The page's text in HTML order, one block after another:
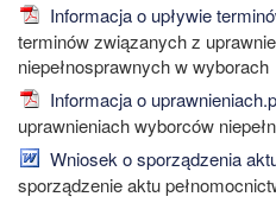
Informacja o upływie
terminów związanych z
niepełnosprawnych w wyborach
Informacja o
uprawnieniach wyborców
Wniosek o sporządzenia
sporządzenie aktu